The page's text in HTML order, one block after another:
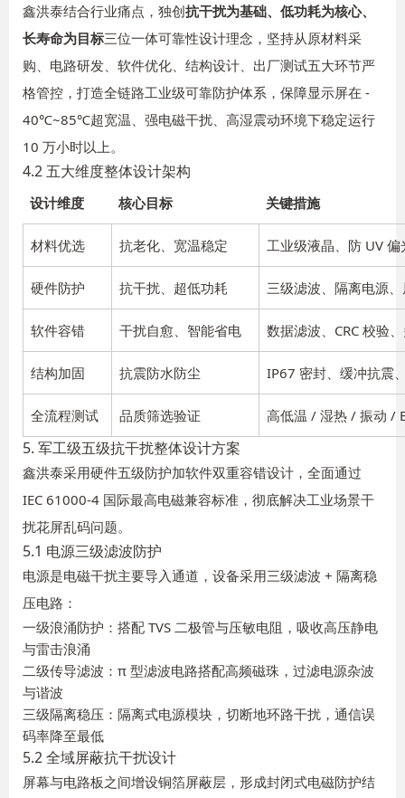
鑫洪泰结合行业痛点，独创抗干扰为基础、低功耗为核心、
长寿命为目标三位一体可靠性设计理念，坚持从原材料采
购、电路研发、软件优化、结构设计、出厂测试五大环节严
格管控，打造全链路工业级可靠防护体系，保障显示屏在 -
40℃~85℃超宽温、强电磁干扰、高湿震动环境下稳定运行
10 万小时以上。
4.2 五大维度整体设计架构
设计维度 核心目标 关键措施
材料优选 抗老化、宽温稳定 工业级液晶、防 UV
硬件防护 抗干扰、超低功耗 三级滤波、隔离电源
软件容错 干扰自愈、智能省电 数据滤波、CRC 校验
结构加固 抗震防水防尘 IP67 密封、缓冲抗震
全流程测试 品质筛选验证 高低温 / 湿热 / 振动 /
5. 军工级五级抗干扰整体设计方案
鑫洪泰采用硬件五级防护加软件双重容错设计，全面通过
IEC 61000-4 国际最高电磁兼容标准，彻底解决工业场景干
扰花屏乱码问题。
5.1 电源三级滤波防护
电源是电磁干扰主要导入通道，设备采用三级滤波 + 隔离稳
压电路：
一级浪涌防护：搭配 TVS 二极管与压敏电阻，吸收高压静电
与雷击浪涌
二级传导滤波：π 型滤波电路搭配高频磁珠，过滤电源杂波
与谐波
三级隔离稳压：隔离式电源模块，切断地环路干扰，通信误
码率降至最低
5.2 全域屏蔽抗干扰设计
屏幕与电路板之间增设铜箔屏蔽层，形成封闭式电磁防护结